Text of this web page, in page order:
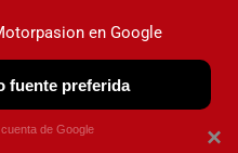
OBSERVATORIO
×
en Google
fuente preferida
de Google